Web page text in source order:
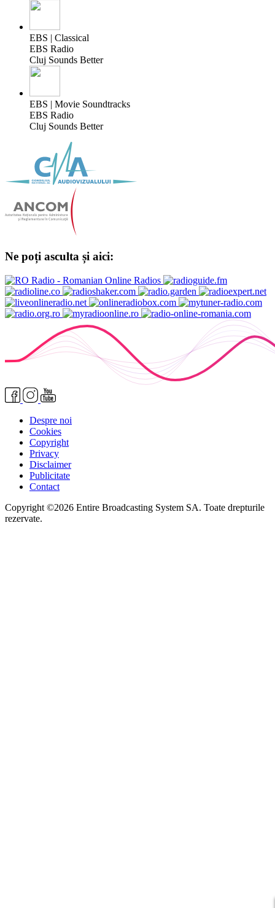
EBS | Classical
EBS Radio
Cluj Sounds Better
EBS | Movie Soundtracks
EBS Radio
Cluj Sounds Better
Ne poți asculta și aici:
Despre noi
Cookies
Copyright
Privacy
Disclaimer
Publicitate
Contact
Copyright ©2026 Entire Broadcasting System SA. Toate drepturile
rezervate.